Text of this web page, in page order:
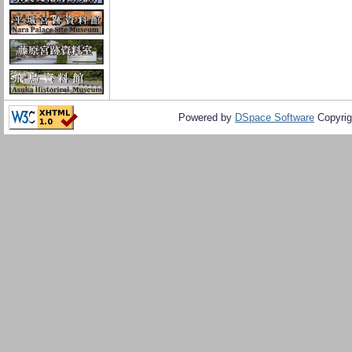
Powered by DSpace Software